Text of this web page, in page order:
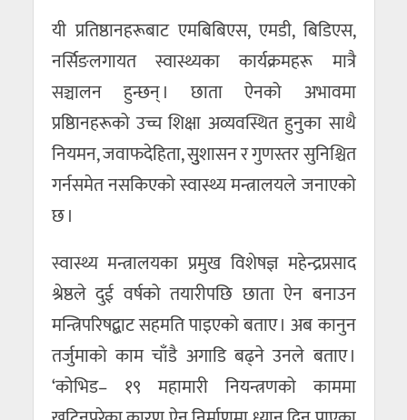
यी प्रतिष्ठानहरूबाट एमबिबिएस, एमडी, बिडिएस,
नर्सिङलगायत स्वास्थ्यका कार्यक्रमहरू मात्रै
सञ्चालन हुन्छन् । छाता ऐनको अभावमा
प्रष्ठिानहरूको उच्च शिक्षा अव्यवस्थित हुनुका साथै
नियमन, जवाफदेहिता, सुुशासन र गुणस्तर सुनिश्चित
गर्नसमेत नसकिएको स्वास्थ्य मन्त्रालयले जनाएको
छ ।
स्वास्थ्य मन्त्रालयका प्रमुख विशेषज्ञ महेन्द्रप्रसाद
श्रेष्ठले दुई वर्षको तयारीपछि छाता ऐन बनाउन
मन्त्रिपरिषद्बाट सहमति पाइएको बताए । अब कानुन
तर्जुमाको काम चाँडै अगाडि बढ्ने उनले बताए ।
‘कोभिड– १९ महामारी नियन्त्रणको काममा